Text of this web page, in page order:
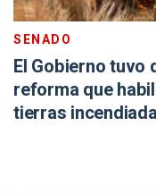
SENADO
El Gobierno tuvo
reforma que
tierras